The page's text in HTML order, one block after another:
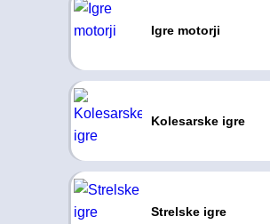
Igre motorji
Kolesarske igre
Strelske igre